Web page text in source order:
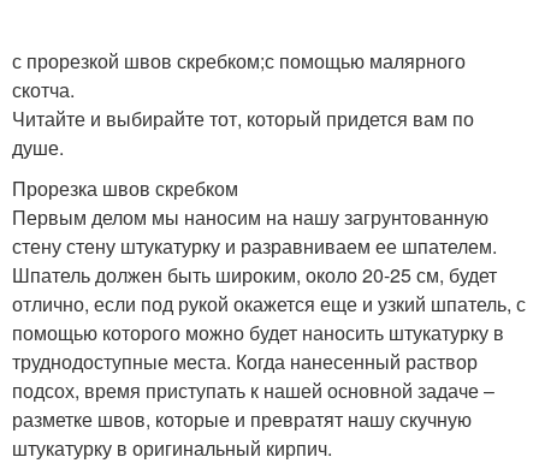
с прорезкой швов скребком;с помощью малярного
скотча.
Читайте и выбирайте тот, который придется вам по
душе.
Прорезка швов скребком
Первым делом мы наносим на нашу загрунтованную
стену стену штукатурку и разравниваем ее шпателем.
Шпатель должен быть широким, около 20-25 см, будет
отлично, если под рукой окажется еще и узкий шпатель, с
помощью которого можно будет наносить штукатурку в
труднодоступные места. Когда нанесенный раствор
подсох, время приступать к нашей основной задаче –
разметке швов, которые и превратят нашу скучную
штукатурку в оригинальный кирпич.